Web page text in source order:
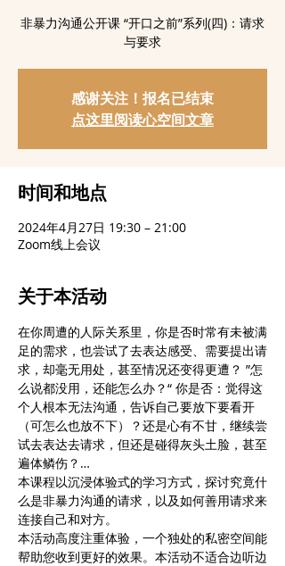
非暴力沟通公开课 “开口之前”系列(四)：请求
与要求
感谢关注！报名已结束
点这里阅读心空间文章
时间和地点
2024年4月27日 19:30 – 21:00
Zoom线上会议
关于本活动
在你周遭的人际关系里，你是否时常有未被满
足的需求，也尝试了去表达感受、需要提出请
求，却毫无用处，甚至情况还变得更遭？ ”怎
么说都没用，还能怎么办？“ 你是否：觉得这
个人根本无法沟通，告诉自己要放下要看开
（可怎么也放不下）？还是心有不甘，继续尝
试去表达去请求，但还是碰得灰头土脸，甚至
遍体鳞伤？…
本课程以沉浸体验式的学习方式，探讨究竟什
么是非暴力沟通的请求，以及如何善用请求来
连接自己和对方。
本活动高度注重体验，一个独处的私密空间能
帮助您收到更好的效果。本活动不适合边听边